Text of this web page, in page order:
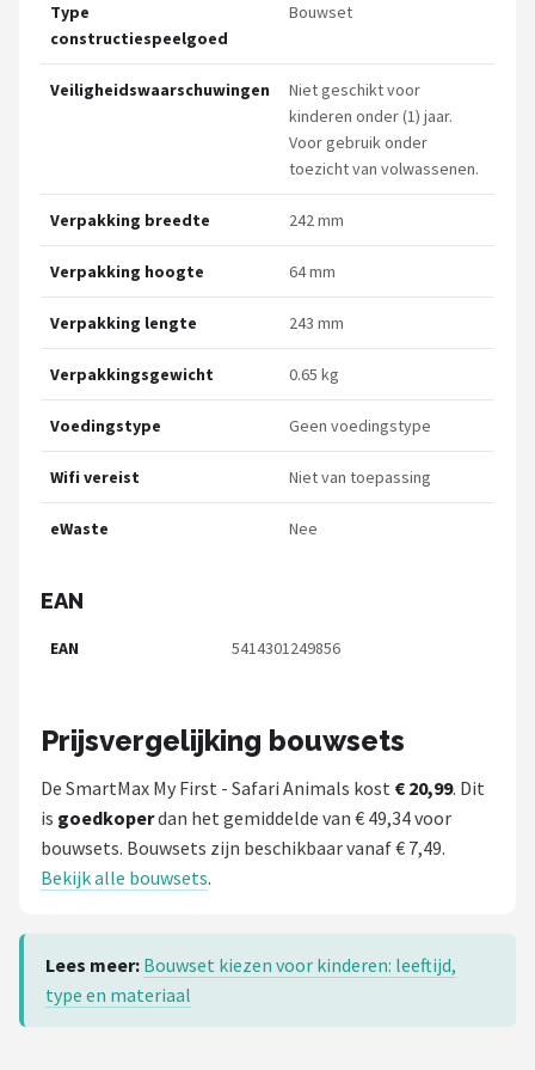
Type
constructiespeelgoed
Bouwset
Veiligheidswaarschuwingen
Niet geschikt voor
kinderen onder (1) jaar.
Voor gebruik onder
toezicht van volwassenen.
Verpakking breedte 242 mm
Verpakking hoogte 64 mm
Verpakking lengte 243 mm
Verpakkingsgewicht 0.65 kg
Voedingstype Geen voedingstype
Wifi vereist Niet van toepassing
eWaste Nee
EAN
EAN 5414301249856
Prijsvergelijking bouwsets
De SmartMax My First - Safari Animals kost € 20,99. Dit
is goedkoperdan het gemiddelde van € 49,34 voor
bouwsets. Bouwsets zijn beschikbaar vanaf € 7,49.
Bekijk alle bouwsets.
Lees meer: Bouwset kiezen voor kinderen: leeftijd,
type en materiaal